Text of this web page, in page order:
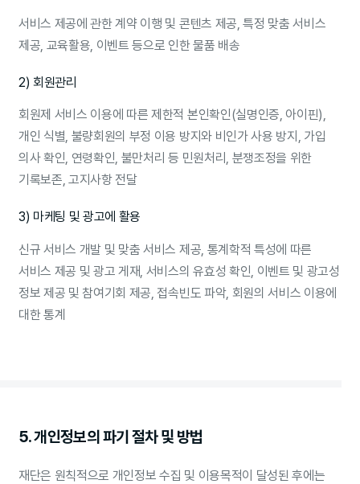
서비스 제공에 관한 계약 이행 및 콘텐츠 제공, 특정 맞춤 서비스
제공, 교육활용, 이벤트 등으로 인한 물품 배송
2) 회원관리
회원제 서비스 이용에 따른 제한적 본인확인(실명인증, 아이핀),
개인 식별, 불량회원의 부정 이용 방지와 비인가 사용 방지, 가입
의사 확인, 연령확인, 불만처리 등 민원처리, 분쟁조정을 위한
기록보존, 고지사항 전달
3) 마케팅 및 광고에 활용
신규 서비스 개발 및 맞춤 서비스 제공, 통계학적 특성에 따른
서비스 제공 및 광고 게재, 서비스의 유효성 확인, 이벤트 및 광고성
정보 제공 및 참여기회 제공, 접속빈도 파악, 회원의 서비스 이용에
대한 통계
5. 개인정보의 파기 절차 및 방법
재단은 원칙적으로 개인정보 수집 및 이용목적이 달성된 후에는